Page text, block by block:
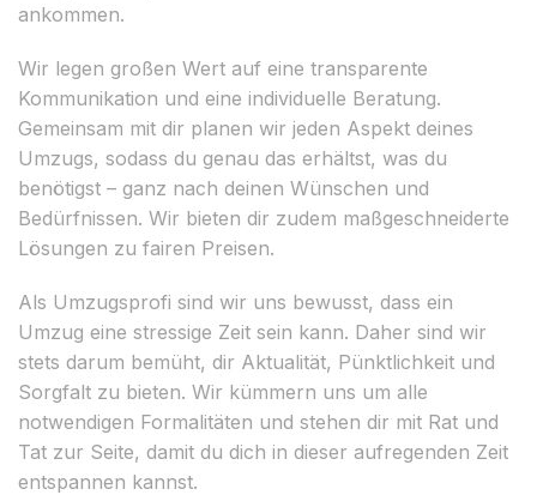
ankommen.
Wir legen großen Wert auf eine transparente
Kommunikation und eine individuelle Beratung.
Gemeinsam mit dir planen wir jeden Aspekt deines
Umzugs, sodass du genau das erhältst, was du
benötigst – ganz nach deinen Wünschen und
Bedürfnissen. Wir bieten dir zudem maßgeschneiderte
Lösungen zu fairen Preisen.
Als Umzugsprofi sind wir uns bewusst, dass ein
Umzug eine stressige Zeit sein kann. Daher sind wir
stets darum bemüht, dir Aktualität, Pünktlichkeit und
Sorgfalt zu bieten. Wir kümmern uns um alle
notwendigen Formalitäten und stehen dir mit Rat und
Tat zur Seite, damit du dich in dieser aufregenden Zeit
entspannen kannst.